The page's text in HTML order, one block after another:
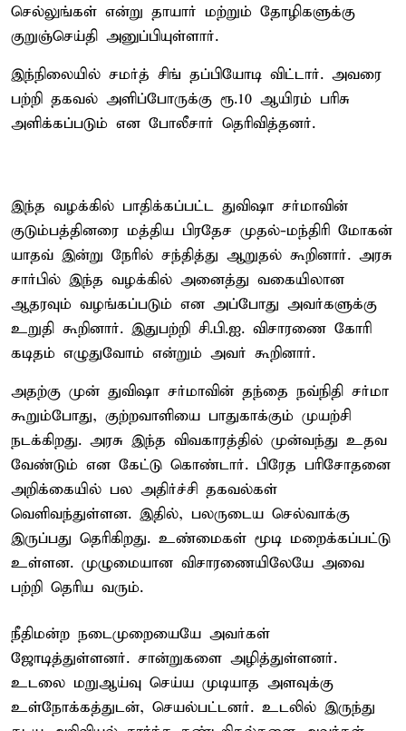
செல்லுங்கள் என்று தாயார் மற்றும் தோழிகளுக்கு
குறுஞ்செய்தி அனுப்பியுள்ளார்.
இந்நிலையில் சமர்த் சிங் தப்பியோடி விட்டார். அவரை
பற்றி தகவல் அளிப்போருக்கு ரூ.10 ஆயிரம் பரிசு
அளிக்கப்படும் என போலீசார் தெரிவித்தனர்.
இந்த வழக்கில் பாதிக்கப்பட்ட துவிஷா சர்மாவின்
குடும்பத்தினரை மத்திய பிரதேச முதல்-மந்திரி மோகன்
யாதவ் இன்று நேரில் சந்தித்து ஆறுதல் கூறினார். அரசு
சார்பில் இந்த வழக்கில் அனைத்து வகையிலான
ஆதரவும் வழங்கப்படும் என அப்போது அவர்களுக்கு
உறுதி கூறினார். இதுபற்றி சி.பி.ஐ. விசாரணை கோரி
கடிதம் எழுதுவோம் என்றும் அவர் கூறினார்.
அதற்கு முன் துவிஷா சர்மாவின் தந்தை நவ்நிதி சர்மா
கூறும்போது, குற்றவாளியை பாதுகாக்கும் முயற்சி
நடக்கிறது. அரசு இந்த விவகாரத்தில் முன்வந்து உதவ
வேண்டும் என கேட்டு கொண்டார். பிரேத பரிசோதனை
அறிக்கையில் பல அதிர்ச்சி தகவல்கள்
வெளிவந்துள்ளன. இதில், பலருடைய செல்வாக்கு
இருப்பது தெரிகிறது. உண்மைகள் மூடி மறைக்கப்பட்டு
உள்ளன. முழுமையான விசாரணையிலேயே அவை
பற்றி தெரிய வரும்.
நீதிமன்ற நடைமுறையையே அவர்கள்
ஜோடித்துள்ளனர். சான்றுகளை அழித்துள்ளனர்.
உடலை மறுஆய்வு செய்ய முடியாத அளவுக்கு
உள்நோக்கத்துடன், செயல்பட்டனர். உடலில் இருந்து